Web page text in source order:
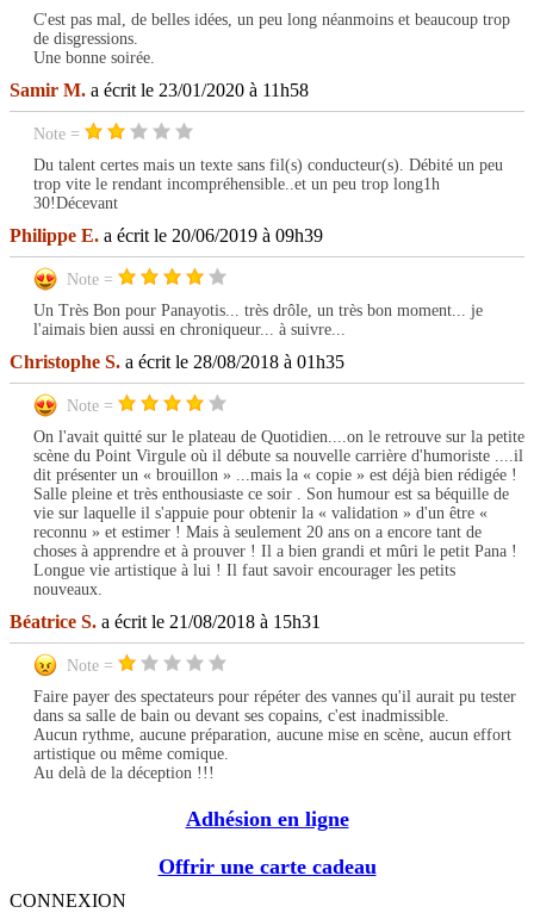
C'est pas mal, de belles idées, un peu long néanmoins et beaucoup trop
de disgressions.
Une bonne soirée.
Samir M. a écrit le 23/01/2020 à 11h58
Note =
Du talent certes mais un texte sans fil(s) conducteur(s). Débité un peu
trop vite le rendant incompréhensible..et un peu trop long1h
30!Décevant
Philippe E. a écrit le 20/06/2019 à 09h39
Note =
Un Très Bon pour Panayotis... très drôle, un très bon moment... je
l'aimais bien aussi en chroniqueur... à suivre...
Christophe S. a écrit le 28/08/2018 à 01h35
Note =
On l'avait quitté sur le plateau de Quotidien....on le retrouve sur la petite
scène du Point Virgule où il débute sa nouvelle carrière d'humoriste ....il
dit présenter un « brouillon » ...mais la « copie » est déjà bien rédigée !
Salle pleine et très enthousiaste ce soir . Son humour est sa béquille de
vie sur laquelle il s'appuie pour obtenir la « validation » d'un être «
reconnu » et estimer ! Mais à seulement 20 ans on a encore tant de
choses à apprendre et à prouver ! Il a bien grandi et mûri le petit Pana !
Longue vie artistique à lui ! Il faut savoir encourager les petits
nouveaux.
Béatrice S. a écrit le 21/08/2018 à 15h31
Note =
Faire payer des spectateurs pour répéter des vannes qu'il aurait pu tester
dans sa salle de bain ou devant ses copains, c'est inadmissible.
Aucun rythme, aucune préparation, aucune mise en scène, aucun effort
artistique ou même comique.
Au delà de la déception !!!
Adhésion en ligne
Offrir une carte cadeau
CONNEXION